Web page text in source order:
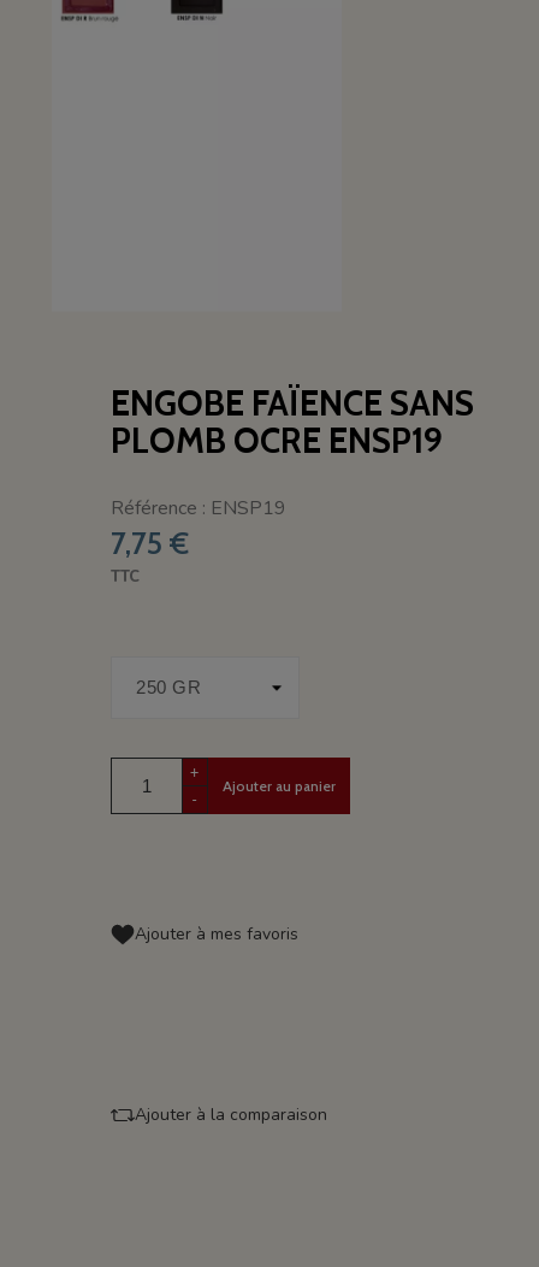
ENGOBE FAÏENCE SANS
PLOMB OCRE ENSP19
Référence : ENSP19
7,75 €
TTC
+
-
Ajouter au panier
Ajouter à mes favoris
Ajouter à la comparaison